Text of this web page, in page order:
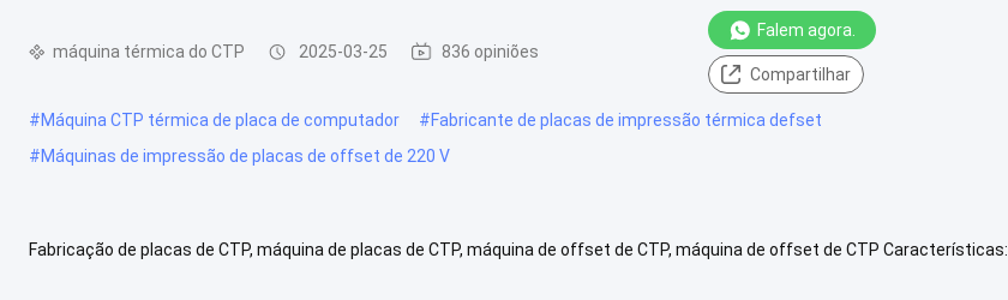
máquina térmica do CTP 2025-03-25 836 opiniões
Falem agora.
Compartilhar
#Máquina CTP térmica de placa de computador #Fabricante de placas de impressão térmica defset
#Máquinas de impressão de placas de offset de 220 V
Fabricação de placas de CTP, máquina de placas de CTP, máquina de offset de CTP, máquina de offset de CTP Características: